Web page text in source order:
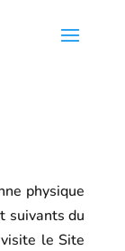
physique
suivants du
le Site